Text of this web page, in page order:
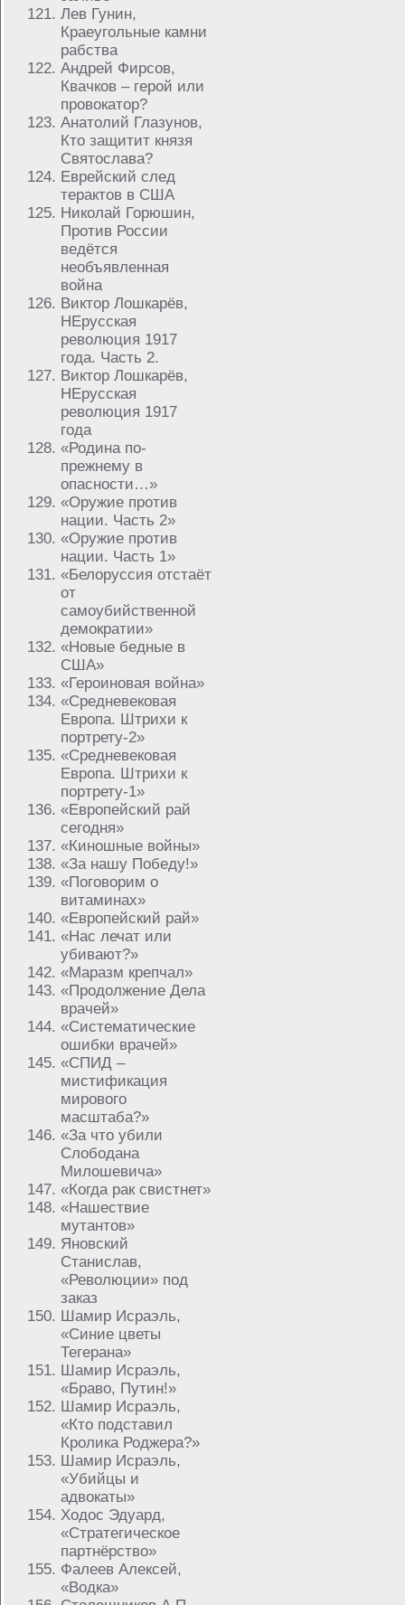
Лев Гунин,
Краеугольные камни
рабства
Андрей Фирсов,
Квачков – герой или
провокатор?
Анатолий Глазунов,
Кто защитит князя
Святослава?
Еврейский след
терактов в США
Николай Горюшин,
Против России
ведётся
необъявленная
война
Виктор Лошкарёв,
НЕрусская
революция 1917
года. Часть 2.
Виктор Лошкарёв,
НЕрусская
революция 1917
года
«Родина по-
прежнему в
опасности…»
«Оружие против
нации. Часть 2»
«Оружие против
нации. Часть 1»
«Белоруссия отстаёт
от
самоубийственной
демократии»
«Новые бедные в
США»
«Героиновая война»
«Средневековая
Европа. Штрихи к
портрету-2»
«Средневековая
Европа. Штрихи к
портрету-1»
«Европейский рай
сегодня»
«Киношные войны»
«За нашу Победу!»
«Поговорим о
витаминах»
«Европейский рай»
«Нас лечат или
убивают?»
«Маразм крепчал»
«Продолжение Дела
врачей»
«Систематические
ошибки врачей»
«СПИД –
мистификация
мирового
масштаба?»
«За что убили
Слободана
Милошевича»
«Когда рак свистнет»
«Нашествие
мутантов»
Яновский
Станислав,
«Революции» под
заказ
Шамир Исраэль,
«Синие цветы
Тегерана»
Шамир Исраэль,
«Браво, Путин!»
Шамир Исраэль,
«Кто подставил
Кролика Роджера?»
Шамир Исраэль,
«Убийцы и
адвокаты»
Ходос Эдуард,
«Стратегическое
партнёрство»
Фалеев Алексей,
«Водка»